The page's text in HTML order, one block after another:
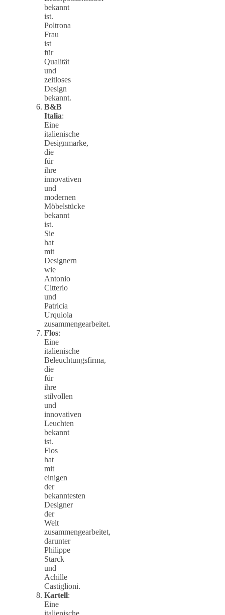
bekannt
ist.
Poltrona
Frau
ist
für
Qualität
und
zeitloses
Design
bekannt.
B&B
Italia:
Eine
italienische
Designmarke,
die
für
ihre
innovativen
und
modernen
Möbelstücke
bekannt
ist.
Sie
hat
mit
Designern
wie
Antonio
Citterio
und
Patricia
Urquiola
zusammengearbeitet.
Flos:
Eine
italienische
Beleuchtungsfirma,
die
für
ihre
stilvollen
und
innovativen
Leuchten
bekannt
ist.
Flos
hat
mit
einigen
der
bekanntesten
Designer
der
Welt
zusammengearbeitet,
darunter
Philippe
Starck
und
Achille
Castiglioni.
Kartell:
Eine